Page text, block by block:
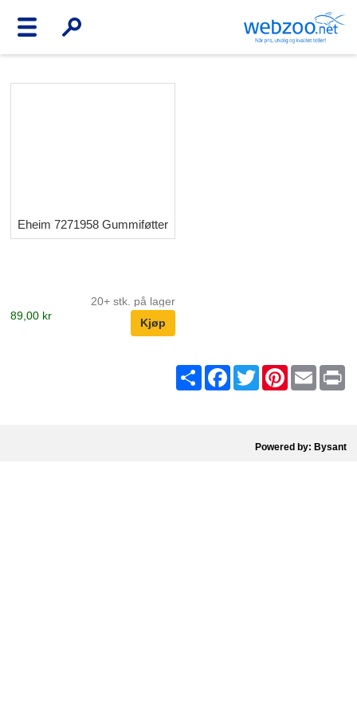
Eheim 7271958 Gummiføtter
20+ stk. på lager
89,00 kr
ShareFacebook
TwitterPinterest
Email
Powered by: Bysant